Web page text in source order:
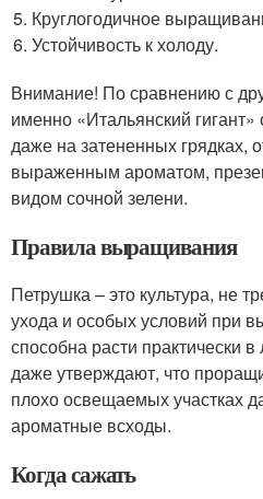
Круглогодичное
Устойчивость к холоду.
Внимание! По сравнению с
именно «Итальянский гигант»
даже на затененных грядках,
выраженным ароматом,
видом сочной зелени.
Правила выращивания
Петрушка – это культура, не
ухода и особых условий при
способна расти практически
даже утверждают, что
плохо освещаемых участках
ароматные всходы.
Когда сажать